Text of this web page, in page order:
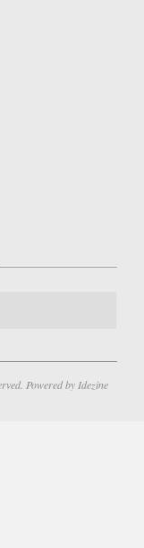
Powered by Idezine